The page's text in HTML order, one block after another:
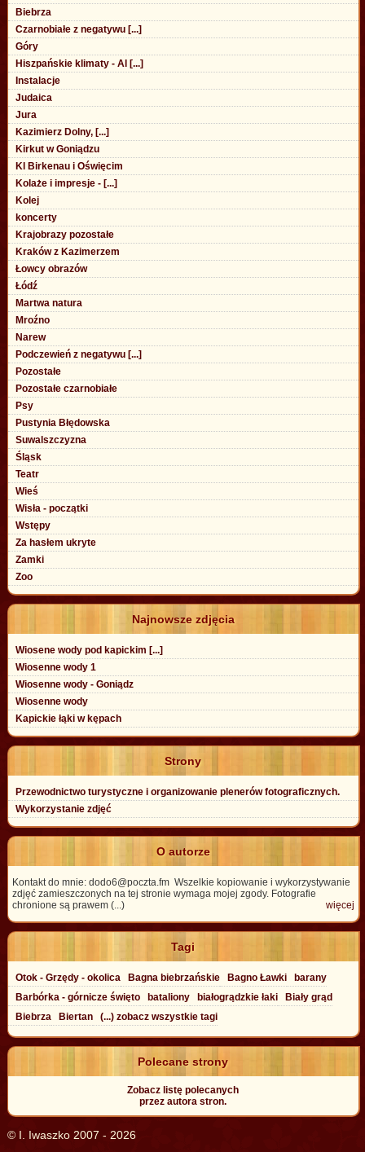
Biebrza
Czarnobiałe z negatywu [...]
Góry
Hiszpańskie klimaty - Al [...]
Instalacje
Judaica
Jura
Kazimierz Dolny, [...]
Kirkut w Goniądzu
Kl Birkenau i Oświęcim
Kolaże i impresje - [...]
Kolej
koncerty
Krajobrazy pozostałe
Kraków z Kazimerzem
Łowcy obrazów
Łódź
Martwa natura
Mroźno
Narew
Podczewień z negatywu [...]
Pozostałe
Pozostałe czarnobiałe
Psy
Pustynia Błędowska
Suwalszczyzna
Śląsk
Teatr
Wieś
Wisła - początki
Wstępy
Za hasłem ukryte
Zamki
Zoo
Najnowsze zdjęcia
Wiosene wody pod kapickim [...]
Wiosenne wody 1
Wiosenne wody - Goniądz
Wiosenne wody
Kapickie łąki w kępach
Strony
Przewodnictwo turystyczne i organizowanie plenerów fotograficznych.
Wykorzystanie zdjęć
O autorze
Kontakt do mnie: dodo6@poczta.fm Wszelkie kopiowanie i wykorzystywanie
zdjęć zamieszczonych na tej stronie wymaga mojej zgody. Fotografie
chronione są prawem (...)
więcej
Tagi
Otok - Grzędy - okolica Bagna biebrzańskie Bagno Ławki
barany
Barbórka - górnicze święto
bataliony białogrądzkie łaki
Biały grąd
Biebrza
Biertan (...) zobacz wszystkie tagi
Polecane strony
Zobacz listę polecanych
przez autora stron.
© I. Iwaszko 2007 - 2026